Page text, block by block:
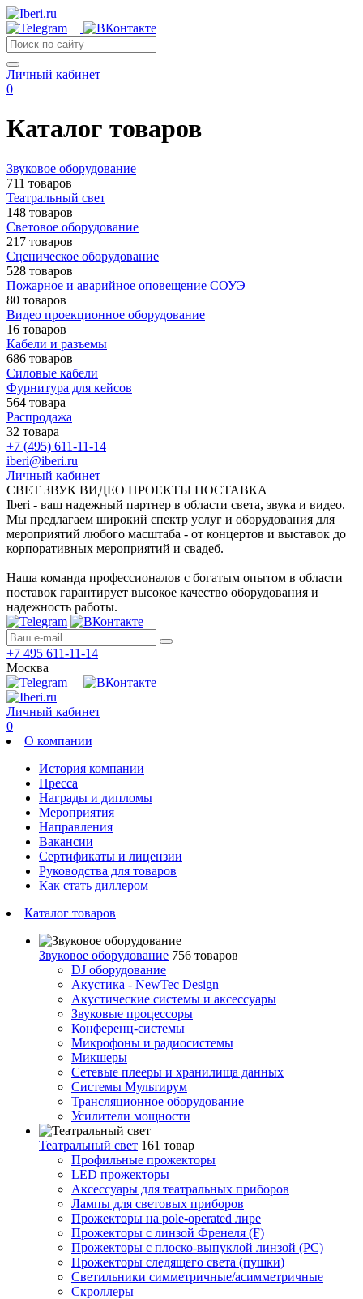
Личный кабинет
0
Каталог товаров
Звуковое оборудование
711 товаров
Театральный свет
148 товаров
Световое оборудование
217 товаров
Сценическое оборудование
528 товаров
Пожарное и аварийное оповещение СОУЭ
80 товаров
Видео проекционное оборудование
16 товаров
Кабели и разъемы
686 товаров
Силовые кабели
Фурнитура для кейсов
564 товара
Распродажа
32 товара
+7 (495) 611-11-14
iberi@iberi.ru
Личный кабинет
СВЕТ ЗВУК ВИДЕО ПРОЕКТЫ ПОСТАВКА
Iberi - ваш надежный партнер в области света, звука и видео.
Мы предлагаем широкий спектр услуг и оборудования для
мероприятий любого масштаба - от концертов и выставок до
корпоративных мероприятий и свадеб.
Наша команда профессионалов с богатым опытом в области
поставок гарантирует высокое качество оборудования и
надежность работы.
+7 495 611-11-14
Москва
Личный кабинет
0
О компании
История компании
Пресса
Награды и дипломы
Мероприятия
Направления
Вакансии
Сертификаты и лицензии
Руководства для товаров
Как стать диллером
Каталог товаров
Звуковое оборудование 756 товаров
DJ оборудование
Акустика - NewTec Design
Акустические системы и аксессуары
Звуковые процессоры
Конференц-системы
Микрофоны и радиосистемы
Микшеры
Сетевые плееры и хранилища данных
Системы Мультирум
Трансляционное оборудование
Усилители мощности
Театральный свет 161 товар
Профильные прожекторы
LED прожекторы
Аксессуары для театральных приборов
Лампы для световых приборов
Прожекторы на pole-operated лире
Прожекторы с линзой Френеля (F)
Прожекторы с плоско-выпуклой линзой (PC)
Прожекторы следящего света (пушки)
Светильники симметричные/асимметричные
Скроллеры